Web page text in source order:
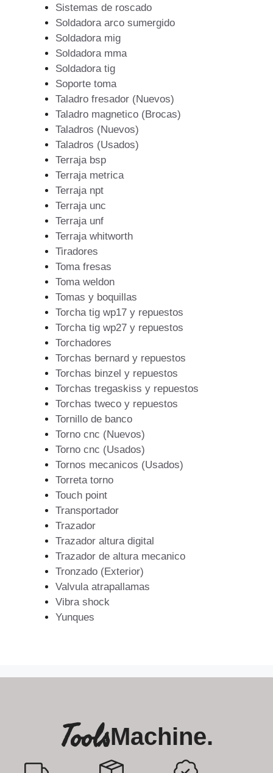
Sistemas de roscado
Soldadora arco sumergido
Soldadora mig
Soldadora mma
Soldadora tig
Soporte toma
Taladro fresador (Nuevos)
Taladro magnetico (Brocas)
Taladros (Nuevos)
Taladros (Usados)
Terraja bsp
Terraja metrica
Terraja npt
Terraja unc
Terraja unf
Terraja whitworth
Tiradores
Toma fresas
Toma weldon
Tomas y boquillas
Torcha tig wp17 y repuestos
Torcha tig wp27 y repuestos
Torchadores
Torchas bernard y repuestos
Torchas binzel y repuestos
Torchas tregaskiss y repuestos
Torchas tweco y repuestos
Tornillo de banco
Torno cnc (Nuevos)
Torno cnc (Usados)
Tornos mecanicos (Usados)
Torreta torno
Touch point
Transportador
Trazador
Trazador altura digital
Trazador de altura mecanico
Tronzado (Exterior)
Valvula atrapallamas
Vibra shock
Yunques
ToolsMachine.